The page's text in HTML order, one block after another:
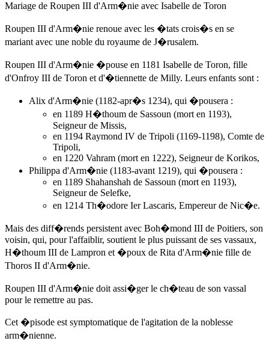
Mariage de Roupen III d'Arm�nie avec Isabelle de Toron
Roupen III d'Arm�nie renoue avec les �tats crois�s en se
mariant avec une noble du royaume de J�rusalem.
Roupen III d'Arm�nie �pouse en 1181 Isabelle de Toron, fille
d'Onfroy III de Toron et d'�tiennette de Milly. Leurs enfants sont :
Alix d'Arm�nie (1182-apr�s 1234), qui �pousera :
en 1189 H�thoum de Sassoun (mort en 1193),
Seigneur de Missis,
en 1194 Raymond IV de Tripoli (1169-1198), Comte de
Tripoli,
en 1220 Vahram (mort en 1222), Seigneur de Korikos,
Philippa d'Arm�nie (1183-avant 1219), qui �pousera :
en 1189 Shahanshah de Sassoun (mort en 1193),
Seigneur de Selefke,
en 1214 Th�odore Ier Lascaris, Empereur de Nic�e.
Mais des diff�rends persistent avec Boh�mond III de Poitiers, son
voisin, qui, pour l'affaiblir, soutient le plus puissant de ses vassaux,
H�thoum III de Lampron et �poux de Rita d'Arm�nie fille de
Thoros II d'Arm�nie.
Roupen III d'Arm�nie doit assi�ger le ch�teau de son vassal
pour le remettre au pas.
Cet �pisode est symptomatique de l'agitation de la noblesse
arm�nienne.